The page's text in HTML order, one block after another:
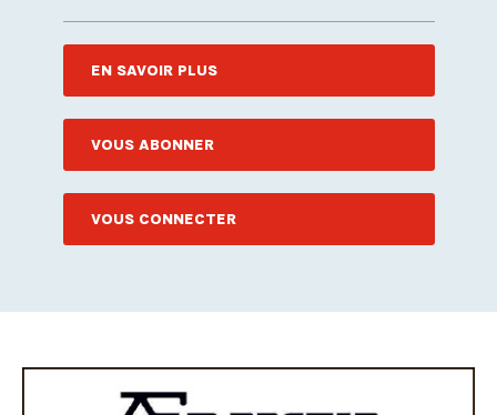
EN SAVOIR PLUS
VOUS ABONNER
VOUS CONNECTER